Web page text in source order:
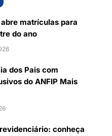
matrículas para
do ano
dos Pais com
do ANFIP Mais
conheça